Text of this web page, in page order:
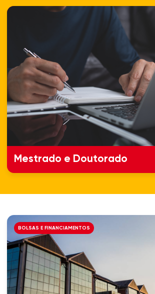
Mestrado e Doutorado
BOLSAS E FINANCIAMENTOS